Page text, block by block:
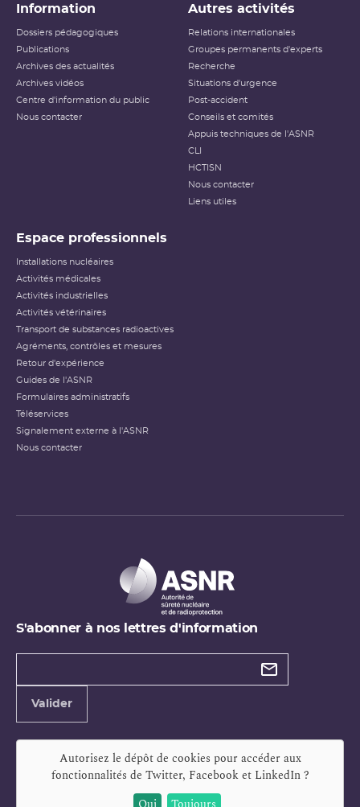
Information
Dossiers pédagogiques
Publications
Archives des actualités
Archives vidéos
Centre d'information du public
Nous contacter
Autres activités
Relations internationales
Groupes permanents d'experts
Recherche
Situations d'urgence
Post-accident
Conseils et comités
Appuis techniques de l'ASNR
CLI
HCTISN
Nous contacter
Liens utiles
Espace professionnels
Installations nucléaires
Activités médicales
Activités industrielles
Activités vétérinaires
Transport de substances radioactives
Agréments, contrôles et mesures
Retour d'expérience
Guides de l'ASNR
Formulaires administratifs
Téléservices
Signalement externe à l'ASNR
Nous contacter
S'abonner à nos lettres d'information
Types de
Valider
Autorisez le dépôt de cookies pour accéder aux
fonctionnalités de Twitter, Facebook et LinkedIn?